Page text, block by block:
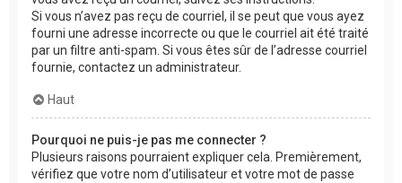
Si vous n’avez pas reçu de courriel, il se peut que vous ayez
fourni une adresse incorrecte ou que le courriel ait été traité
par un filtre anti-spam. Si vous êtes sûr de l’adresse courriel
fournie, contactez un administrateur.
Haut
Pourquoi ne puis-je pas me connecter ?
Plusieurs raisons pourraient expliquer cela. Premièrement,
vérifiez que votre nom d’utilisateur et votre mot de passe